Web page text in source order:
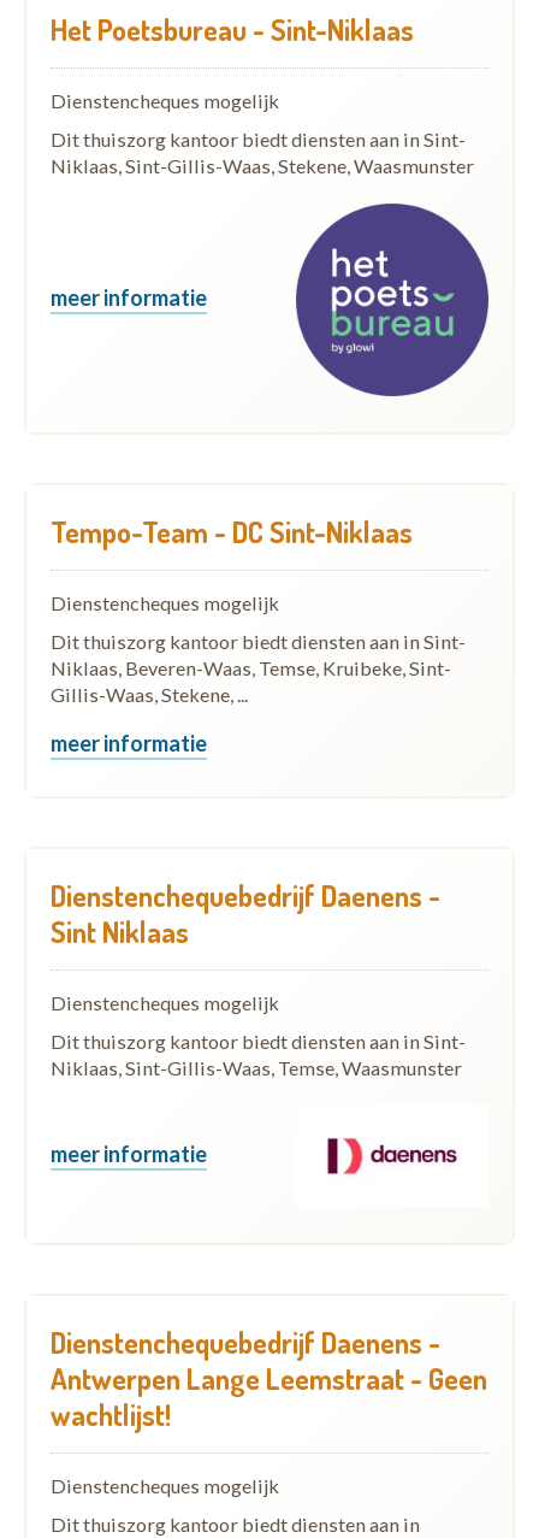
Het Poetsbureau - Sint-Niklaas
Dienstencheques mogelijk
Dit thuiszorg kantoor biedt diensten aan in Sint-
Niklaas, Sint-Gillis-Waas, Stekene, Waasmunster
meer informatie
Tempo-Team - DC Sint-Niklaas
Dienstencheques mogelijk
Dit thuiszorg kantoor biedt diensten aan in Sint-
Niklaas, Beveren-Waas, Temse, Kruibeke, Sint-
Gillis-Waas, Stekene, ...
meer informatie
Dienstenchequebedrijf Daenens -
Sint Niklaas
Dienstencheques mogelijk
Dit thuiszorg kantoor biedt diensten aan in Sint-
Niklaas, Sint-Gillis-Waas, Temse, Waasmunster
meer informatie
Dienstenchequebedrijf Daenens -
Antwerpen Lange Leemstraat - Geen
wachtlijst!
Dienstencheques mogelijk
Dit thuiszorg kantoor biedt diensten aan in